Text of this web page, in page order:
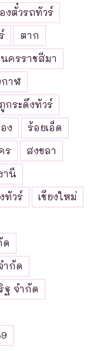
งตั๋วรถทัวร์
ตาก
นครราชสีมา
าฬ
กระดึงทัวร์
ง
ร้อยเอ็ด
ร
สงขลา
านี
ทัวร์
เชียงใหม่
ด
ำกัด
ฐ จำกัด